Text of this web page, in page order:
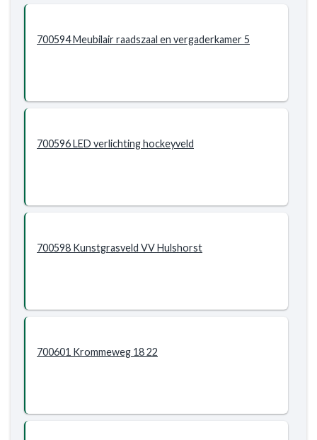
700594 Meubilair raadszaal en vergaderkamer 5
700596 LED verlichting hockeyveld
700598 Kunstgrasveld VV Hulshorst
700601 Krommeweg 18 22